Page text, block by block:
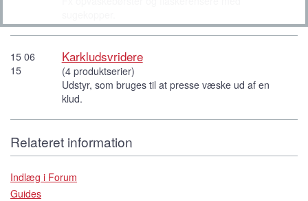
15 06
15
Karkludsvridere
(4 produktserier)
Udstyr, som bruges til at presse væske ud af en
klud.
Relateret information
Indlæg i Forum
Guides